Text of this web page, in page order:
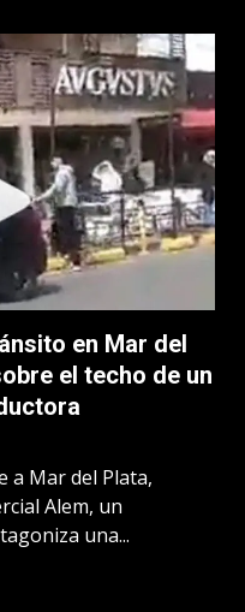
en Mar del
el techo de un
a Mar del Plata,
Alem, un
una...